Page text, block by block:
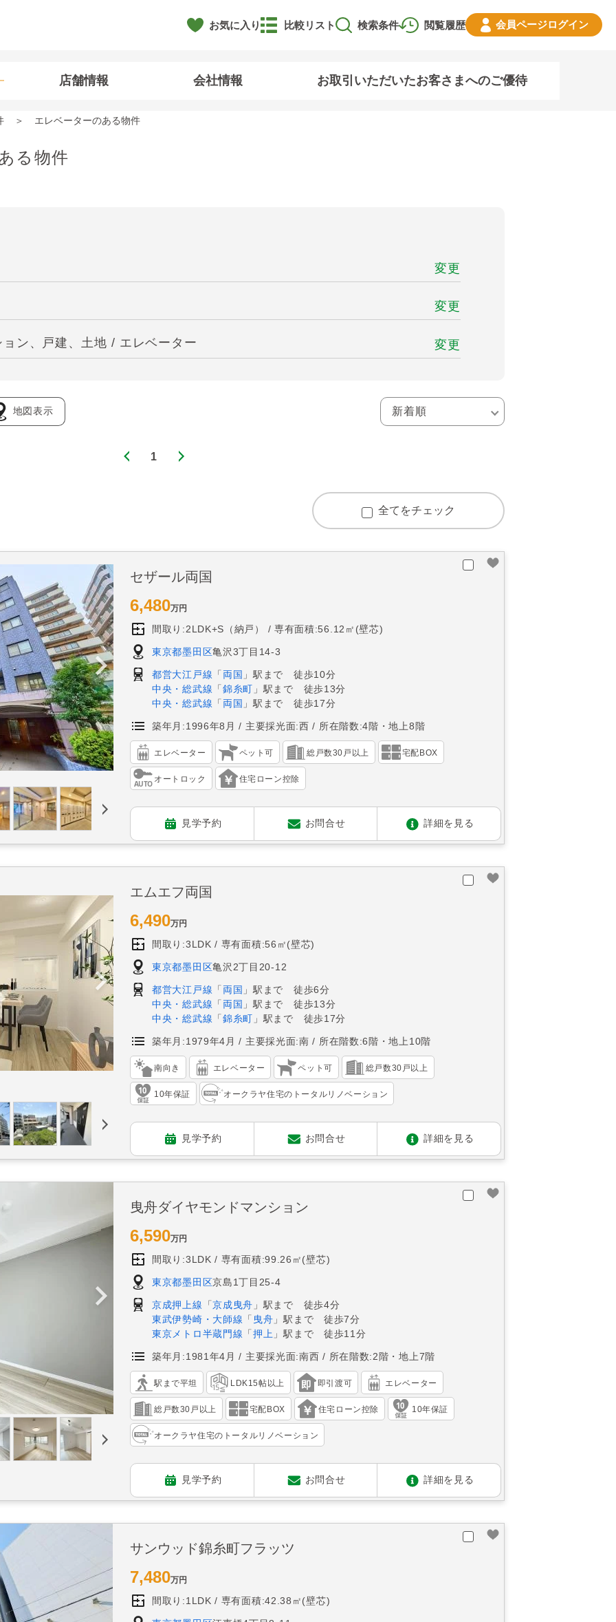
お気に入り 閲覧履歴
比較リスト 検索条件 会員ページログイン
店舗情報 会社情報 お取引いただいたお客さまへのご優待
エレベーターのある物件
る物件
変更
変更
ン、戸建、土地 / エレベーター 変更
地図表示
1
全てをチェック
セザール両国
6,480万円
間取り:2LDK+S（納戸） 専有面積:56.12㎡(壁芯)
東京都墨田区亀沢3丁目14-3
都営大江戸線 「 両国 」駅まで 徒歩10分
中央・総武線 「 錦糸町 」駅まで 徒歩13分
中央・総武線 「 両国 」駅まで 徒歩17分
築年月:1996年8月 主要採光面:西 所在階数:4階・地上8階
エレベーター ペット可 総戸数30戸以上 宅配BOX
オートロック 住宅ローン控除
見学予約 お問合せ 詳細を見る
エムエフ両国
6,490万円
間取り:3LDK 専有面積:56㎡(壁芯)
東京都墨田区亀沢2丁目20-12
都営大江戸線 「 両国 」駅まで 徒歩6分
中央・総武線 「 両国 」駅まで 徒歩13分
中央・総武線 「 錦糸町 」駅まで 徒歩17分
築年月:1979年4月 主要採光面:南 所在階数:6階・地上10階
南向き エレベーター ペット可 総戸数30戸以上
10年保証 オークラヤ住宅のトータルリノベーション
見学予約 お問合せ 詳細を見る
曳舟ダイヤモンドマンション
6,590万円
間取り:3LDK 専有面積:99.26㎡(壁芯)
東京都墨田区京島1丁目25-4
京成押上線 「京成曳舟 」駅まで 徒歩4分
東武伊勢崎・大師線 「 曳舟 」駅まで 徒歩7分
東京メトロ半蔵門線 「押上 」駅まで 徒歩11分
築年月:1981年4月 主要採光面:南西 所在階数:2階・地上7階
駅まで平坦 LDK15帖以上 即引渡可 エレベーター
総戸数30戸以上 宅配BOX 住宅ローン控除 10年保証
オークラヤ住宅のトータルリノベーション
見学予約 お問合せ 詳細を見る
サンウッド錦糸町フラッツ
7,480万円
間取り:1LDK 専有面積:42.38㎡(壁芯)